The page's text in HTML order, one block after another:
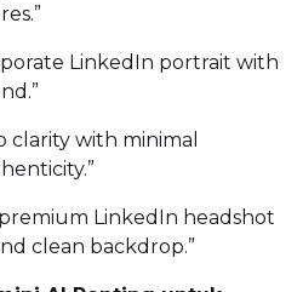
LinkedIn portrait with
clarity with minimal
LinkedIn headshot
clean backdrop.”